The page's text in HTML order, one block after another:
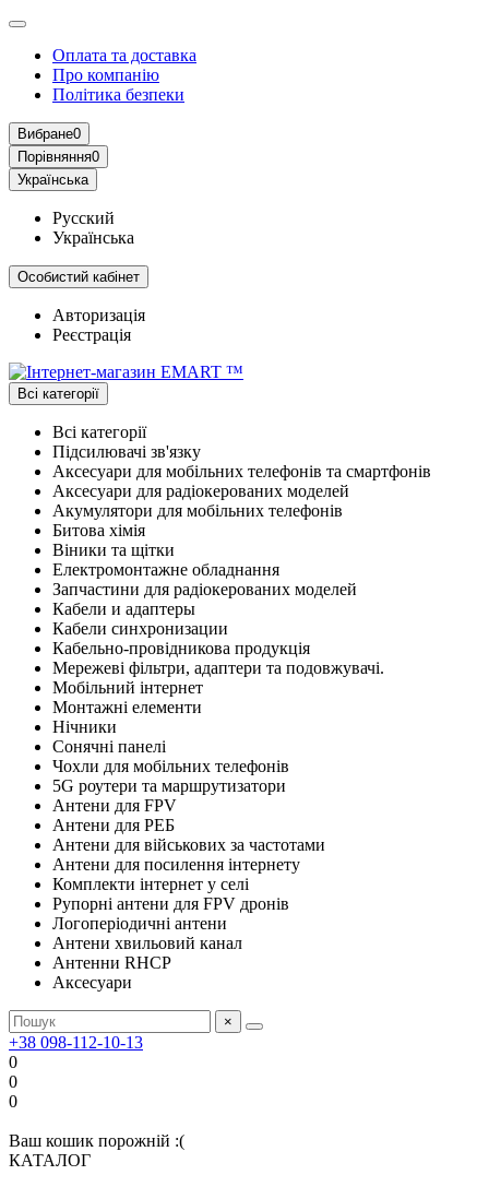
Оплата та доставка
Про компанію
Політика безпеки
Вибране0
Порівняння0
Українська
Русский
Українська
Особистий кабінет
Авторизація
Реєстрація
Всі категорії
Всі категорії
Підсилювачі зв'язку
Аксесуари для мобільних телефонів та смартфонів
Аксесуари для радіокерованих моделей
Акумулятори для мобільних телефонів
Битова хімія
Віники та щітки
Електромонтажне обладнання
Запчастини для радіокерованих моделей
Кабели и адаптеры
Кабели синхронизации
Кабельно-провідникова продукція
Мережеві фільтри, адаптери та подовжувачі.
Мобільний інтернет
Монтажні елементи
Нічники
Сонячні панелі
Чохли для мобільних телефонів
5G роутери та маршрутизатори
Антени для FPV
Антени для РЕБ
Антени для військових за частотами
Антени для посилення інтернету
Комплекти інтернет у селі
Рупорні антени для FPV дронів
Логоперіодичні антени
Антени хвильовий канал
Антенни RHCP
Аксесуари
×
+38 098-112-10-13
0
0
0
Ваш кошик порожній :(
КАТАЛОГ